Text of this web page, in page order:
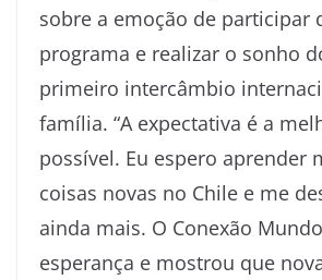
sobre a emoção de participar
programa e realizar o sonho
primeiro intercâmbio
família. “A expectativa é a
possível. Eu espero aprender
coisas novas no Chile e me
ainda mais. O Conexão
esperança e mostrou que